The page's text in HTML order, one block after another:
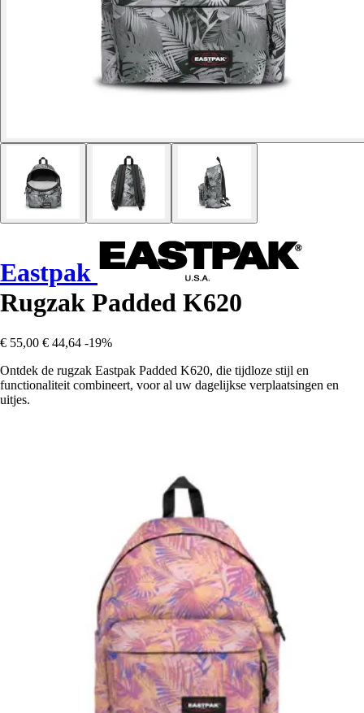
Eastpak
Rugzak Padded K620
€ 55,00 € 44,64 -19%
Ontdek de rugzak Eastpak Padded K620, die tijdloze stijl en
functionaliteit combineert, voor al uw dagelijkse verplaatsingen en
uitjes.